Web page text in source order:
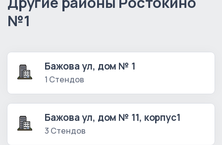
№1
Бажова ул, дом № 1
1 Стендов
Бажова ул, дом № 11, корпус1
3 Стендов